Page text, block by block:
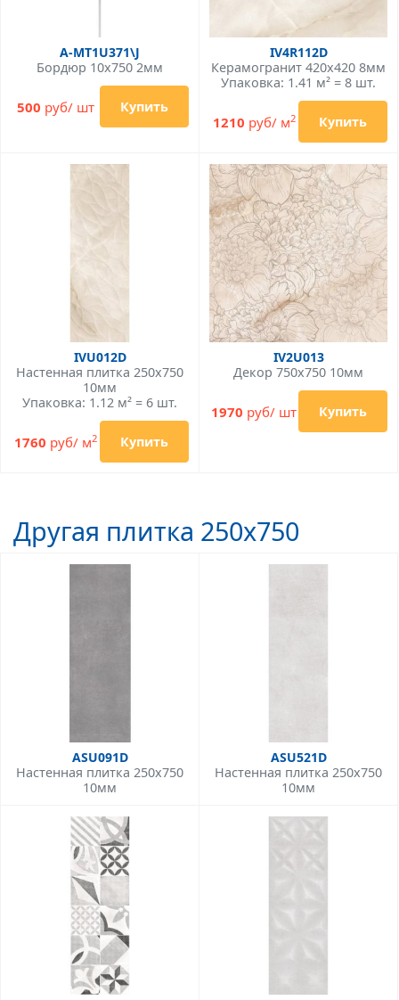
A-MT1U371\J
Бордюр 10x750 2мм
500 руб/ шт Купить
IV4R112D
Керамогранит 420x420 8мм
Упаковка: 1.41 м² = 8 шт.
1210 руб/ м2 Купить
IVU012D
Настенная плитка 250x750
10мм
Упаковка: 1.12 м² = 6 шт.
1760 руб/ м2 Купить
IV2U013
Декор 750x750 10мм
1970 руб/ шт Купить
Другая плитка 250x750
ASU091D
Настенная плитка 250x750
10мм
ASU521D
Настенная плитка 250x750
10мм